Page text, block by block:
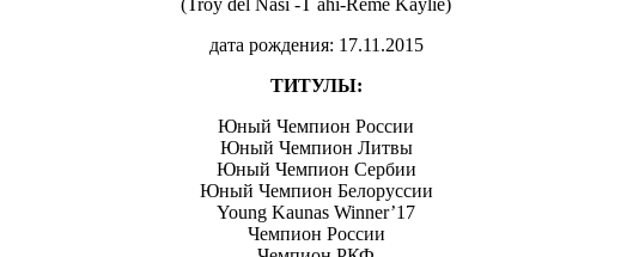
дата рождения: 17.11.2015
ТИТУЛЫ:
Юный Чемпион России
Юный Чемпион Литвы
Юный Чемпион Сербии
Юный Чемпион Белоруссии
Young Kaunas Winner’17
Чемпион России